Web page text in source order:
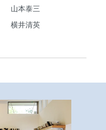
山本泰三
横井清英